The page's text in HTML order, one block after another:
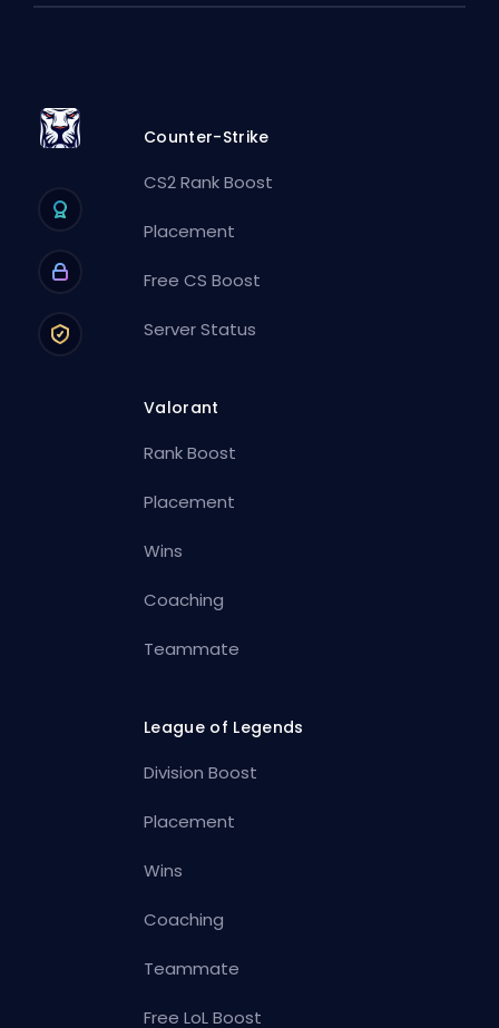
Counter-Strike
CS2 Rank Boost
Placement
Free CS Boost
Server Status
Valorant
Rank Boost
Placement
Wins
Coaching
Teammate
League of Legends
Division Boost
Placement
Wins
Coaching
Teammate
Free LoL Boost